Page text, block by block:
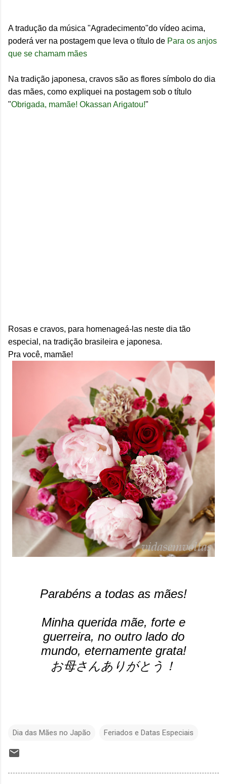
A tradução da música "Agradecimento"do vídeo acima,
poderá ver na postagem que leva o título de Para os anjos
que se chamam mães
Na tradição japonesa, cravos são as flores símbolo do dia
das mães, como expliquei na postagem sob o título
"Obrigada, mamãe! Okassan Arigatou!"
Rosas e cravos, para homenageá-las neste dia tão
especial, na tradição brasileira e japonesa.
Pra você, mamãe!
Parabéns a todas as mães!
Minha querida mãe, forte e
guerreira, no outro lado do
mundo, eternamente grata!
お母さんありがとう！
Dia das Mães no Japão Feriados e Datas Especiais